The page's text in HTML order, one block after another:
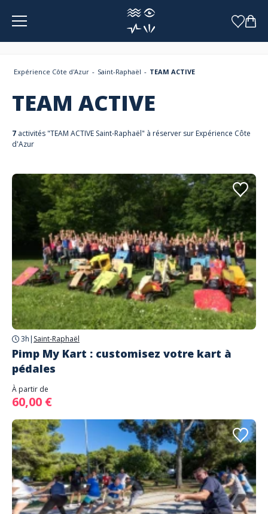
Panneau de gestion des cookies
Expérience Côte d'Azur Saint-Raphaël TEAM ACTIVE
TEAM ACTIVE
7 activités "TEAM ACTIVE Saint-Raphaël" à réserver sur Expérience Côte
d'Azur
3h | Saint-Raphaël
Pimp My Kart : customisez votre kart à
pédales
À partir de
60,00 €